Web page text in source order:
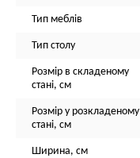
Тип меблів
Тип столу
Розмір в складеному
стані, см
Розмір у розкладеному
стані, см
Ширина, см